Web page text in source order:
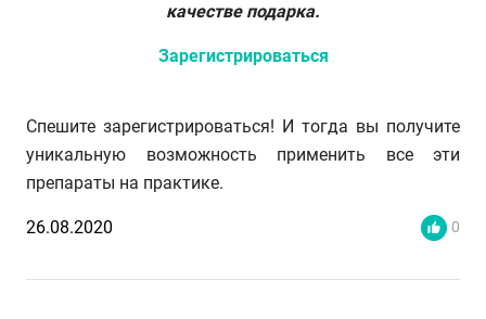
качестве подарка.
Зарегистрироваться
Спешите зарегистрироваться! И тогда вы получите
уникальную возможность применить все эти
препараты на практике.
26.08.2020 0